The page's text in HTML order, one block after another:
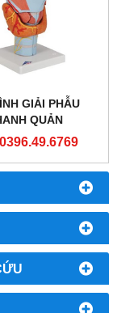
GIẢI PHẪU
QUẢN